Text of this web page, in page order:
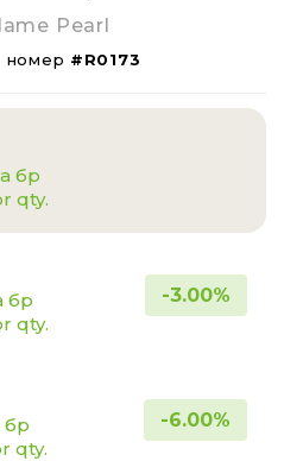
Pearl
номер #R0173
бр
qty.
бр
qty.
-3.00%
бр
qty.
-6.00%